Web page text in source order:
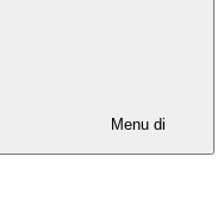
Menu di